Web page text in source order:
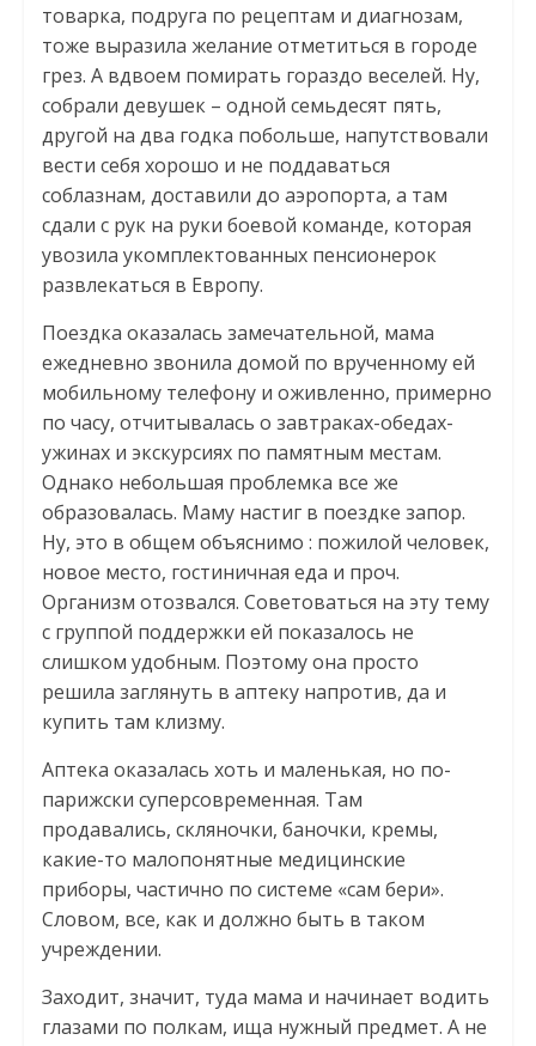
товарка, подруга по рецептам и диагнозам,
тоже выразила желание отметиться в городе
грез. А вдвоем помирать гораздо веселей. Ну,
собрали девушек – одной семьдесят пять,
другой на два годка побольше, напутствовали
вести себя хорошо и не поддаваться
соблазнам, доставили до аэропорта, а там
сдали с рук на руки боевой команде, которая
увозила укомплектованных пенсионерок
развлекаться в Европу.
Поездка оказалась замечательной, мама
ежедневно звонила домой по врученному ей
мобильному телефону и оживленно, примерно
по часу, отчитывалась о завтраках-обедах-
ужинах и экскурсиях по памятным местам.
Однако небольшая проблемка все же
образовалась. Маму настиг в поездке запор.
Ну, это в общем объяснимо : пожилой человек,
новое место, гостиничная еда и проч.
Организм отозвался. Советоваться на эту тему
с группой поддержки ей показалось не
слишком удобным. Поэтому она просто
решила заглянуть в аптеку напротив, да и
купить там клизму.
Аптека оказалась хоть и маленькая, но по-
парижски суперсовременная. Там
продавались, скляночки, баночки, кремы,
какие-то малопонятные медицинские
приборы, частично по системе «сам бери».
Словом, все, как и должно быть в таком
учреждении.
Заходит, значит, туда мама и начинает водить
глазами по полкам, ища нужный предмет. А не